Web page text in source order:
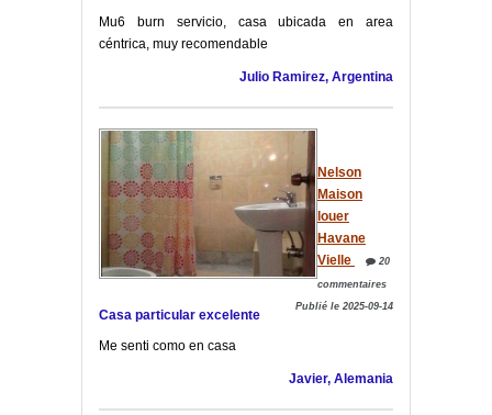
Mu6 burn servicio, casa ubicada en area
céntrica, muy recomendable
Julio Ramirez, Argentina
Nelson
Maison
louer
Havane
Vielle
20
commentaires
Publié le 2025-09-14
Casa particular excelente
Me senti como en casa
Javier, Alemania